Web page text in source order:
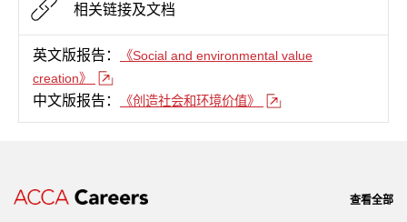
相关链接及文档
英文版报告：
《Social and environmental value
creation》
中文版报告： 《创造社会和环境价值》
查看全部